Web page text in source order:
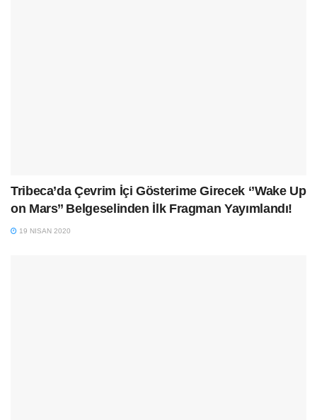
Tribeca’da Çevrim İçi Gösterime Girecek ‘’Wake Up
on Mars’’ Belgeselinden İlk Fragman Yayımlandı!
19 NISAN 2020